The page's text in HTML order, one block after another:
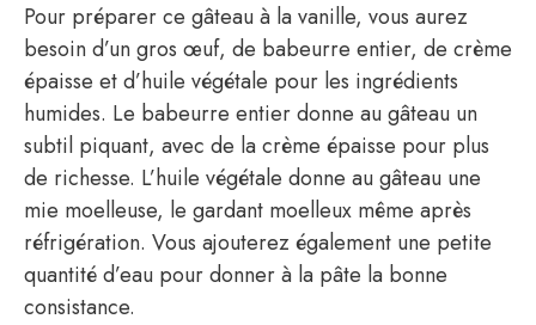
Pour préparer ce gâteau à la vanille, vous aurez
besoin d’un gros œuf, de babeurre entier, de crème
épaisse et d’huile végétale pour les ingrédients
humides. Le babeurre entier donne au gâteau un
subtil piquant, avec de la crème épaisse pour plus
de richesse. L’huile végétale donne au gâteau une
mie moelleuse, le gardant moelleux même après
réfrigération. Vous ajouterez également une petite
quantité d’eau pour donner à la pâte la bonne
consistance.